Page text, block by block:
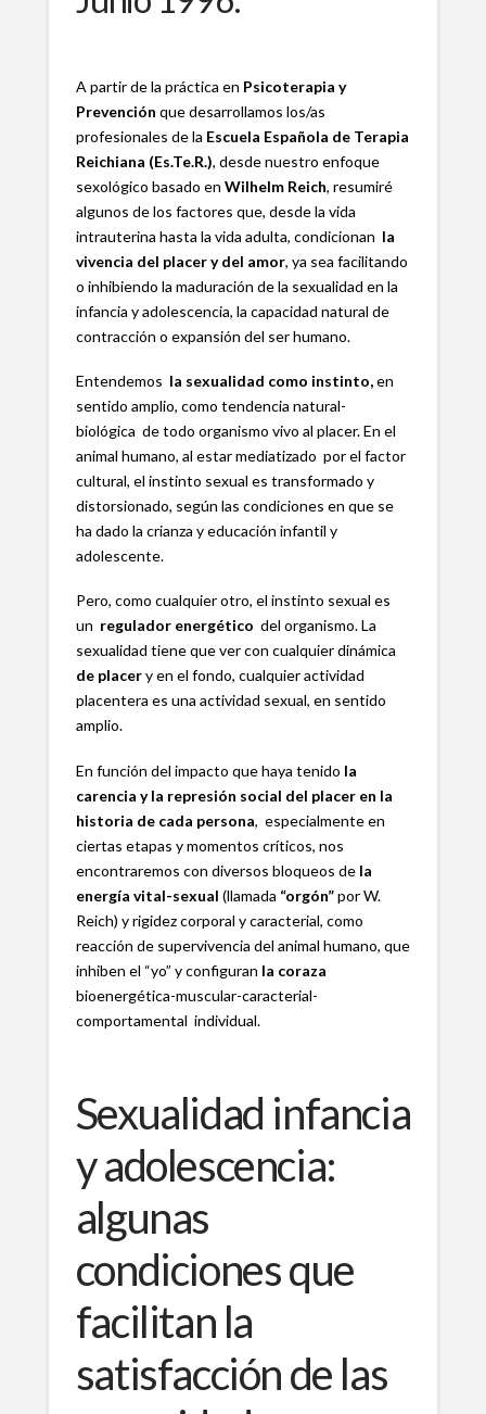
A partir de la práctica en Psicoterapia y
Prevención que desarrollamos los/as
profesionales de la Escuela Española de Terapia
Reichiana (Es.Te.R.), desde nuestro enfoque
sexológico basado en Wilhelm Reich, resumiré
algunos de los factores que, desde la vida
intrauterina hasta la vida adulta, condicionan la
vivencia del placer y del amor, ya sea facilitando
o inhibiendo la maduración de la sexualidad en la
infancia y adolescencia, la capacidad natural de
contracción o expansión del ser humano.
Entendemos la sexualidad como instinto,en
sentido amplio, como tendencia natural-
biológica de todo organismo vivo al placer. En el
animal humano, al estar mediatizado por el factor
cultural, el instinto sexual es transformado y
distorsionado, según las condiciones en que se
ha dado la crianza y educación infantil y
adolescente.
Pero, como cualquier otro, el instinto sexual es
un regulador energético del organismo. La
sexualidad tiene que ver con cualquier dinámica
de placery en el fondo, cualquier actividad
placentera es una actividad sexual, en sentido
amplio.
En función del impacto que haya tenido la
carencia y la represión social del placer en la
historia de cada persona, especialmente en
ciertas etapas y momentos críticos, nos
encontraremos con diversos bloqueos de la
energía vital-sexual (llamada “orgón”por W.
Reich) y rigidez corporal y caracterial, como
reacción de supervivencia del animal humano, que
inhiben el “yo” y configuran la coraza
bioenergética-muscular-caracterial-
comportamental individual.
Sexualidad infancia
y adolescencia:
algunas
condiciones que
facilitan la
satisfacción de las